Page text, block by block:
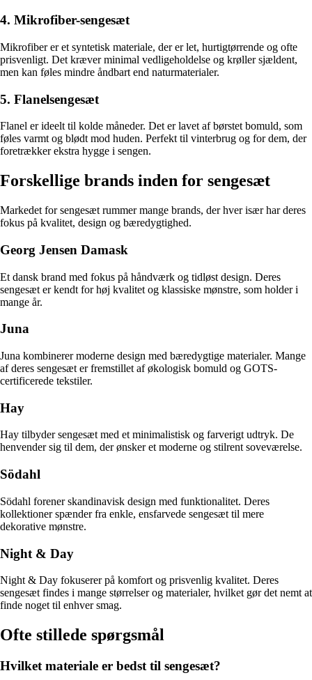
4. Mikrofiber-sengesæt
Mikrofiber er et syntetisk materiale, der er let, hurtigtørrende og ofte
prisvenligt. Det kræver minimal vedligeholdelse og krøller sjældent,
men kan føles mindre åndbart end naturmaterialer.
5. Flanelsengesæt
Flanel er ideelt til kolde måneder. Det er lavet af børstet bomuld, som
føles varmt og blødt mod huden. Perfekt til vinterbrug og for dem, der
foretrækker ekstra hygge i sengen.
Forskellige brands inden for sengesæt
Markedet for sengesæt rummer mange brands, der hver især har deres
fokus på kvalitet, design og bæredygtighed.
Georg Jensen Damask
Et dansk brand med fokus på håndværk og tidløst design. Deres
sengesæt er kendt for høj kvalitet og klassiske mønstre, som holder i
mange år.
Juna
Juna kombinerer moderne design med bæredygtige materialer. Mange
af deres sengesæt er fremstillet af økologisk bomuld og GOTS-
certificerede tekstiler.
Hay
Hay tilbyder sengesæt med et minimalistisk og farverigt udtryk. De
henvender sig til dem, der ønsker et moderne og stilrent soveværelse.
Södahl
Södahl forener skandinavisk design med funktionalitet. Deres
kollektioner spænder fra enkle, ensfarvede sengesæt til mere
dekorative mønstre.
Night & Day
Night & Day fokuserer på komfort og prisvenlig kvalitet. Deres
sengesæt findes i mange størrelser og materialer, hvilket gør det nemt at
finde noget til enhver smag.
Ofte stillede spørgsmål
Hvilket materiale er bedst til sengesæt?